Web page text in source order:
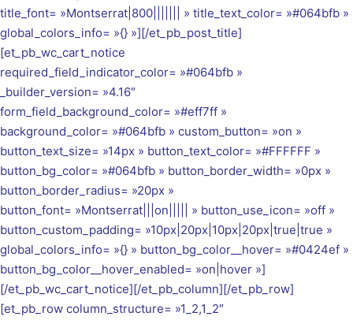
title_font= »Montserrat|800||||||| » title_text_color= »#064bfb »
global_colors_info= »{} »][/et_pb_post_title]
[et_pb_wc_cart_notice
required_field_indicator_color= »#064bfb »
_builder_version= »4.16″
form_field_background_color= »#eff7ff »
background_color= »#064bfb » custom_button= »on »
button_text_size= »14px » button_text_color= »#FFFFFF »
button_bg_color= »#064bfb » button_border_width= »0px »
button_border_radius= »20px »
button_font= »Montserrat|||on||||| » button_use_icon= »off »
button_custom_padding= »10px|20px|10px|20px|true|true »
global_colors_info= »{} » button_bg_color__hover= »#0424ef »
button_bg_color__hover_enabled= »on|hover »]
[/et_pb_wc_cart_notice][/et_pb_column][/et_pb_row]
[et_pb_row column_structure= »1_2,1_2″